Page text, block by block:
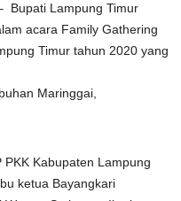
Bupati Lampung Timur
acara Family Gathering
Timur tahun 2020 yang
Maringgai,
Kabupaten Lampung
ketua Bayangkari